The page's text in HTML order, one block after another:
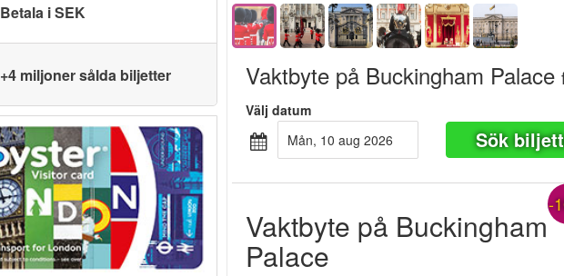
Betala i SEK
+4 miljoner sålda biljetter
Boka i förväg
Specialerbjudande!
Vaktbyte på Buckingham Palace
Välj datum
mån, 10 aug 2026
Sök
-
Vaktbyte på Buckingham
Palace